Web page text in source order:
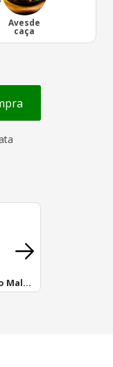
Avesde
caça
Terroir Único Malbec